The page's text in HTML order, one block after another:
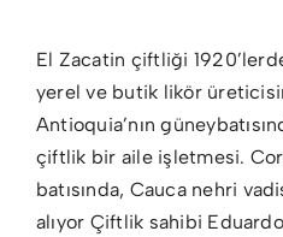
El Zacatin çiftliği
yerel ve butik likör
Antioquia’nın
çiftlik bir aile işletmesi.
batısında, Cauca nehri
alıyor Çiftlik sahibi